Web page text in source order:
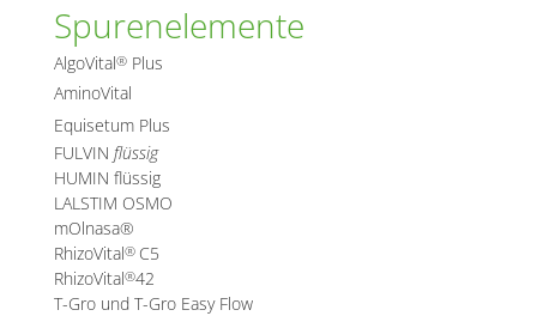
Spurenelemente
AlgoVital®Plus
AminoVital
Equisetum Plus
FULVIN flüssig
HUMIN flüssig
LALSTIM OSMO
mOlnasa®
RhizoVital® C5
RhizoVital®42
T-Gro und T-Gro Easy Flow